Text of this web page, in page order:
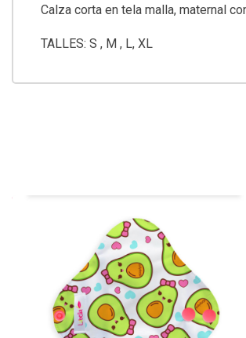
Calza corta en tela malla, maternal
TALLES: S , M , L, XL